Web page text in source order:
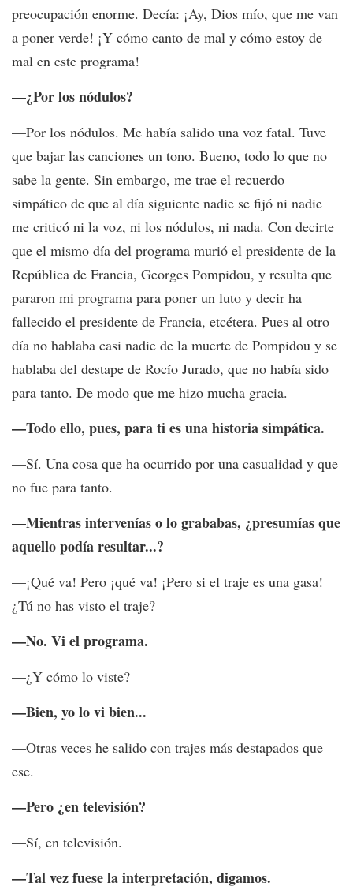
preocupación enorme. Decía: ¡Ay, Dios mío, que me van
a poner verde! ¡Y cómo canto de mal y cómo estoy de
mal en este programa!
—¿Por los nódulos?
—Por los nódulos. Me había salido una voz fatal. Tuve
que bajar las canciones un tono. Bueno, todo lo que no
sabe la gente. Sin embargo, me trae el recuerdo
simpático de que al día siguiente nadie se fijó ni nadie
me criticó ni la voz, ni los nódulos, ni nada. Con decirte
que el mismo día del programa murió el presidente de la
República de Francia, Georges Pompidou, y resulta que
pararon mi programa para poner un luto y decir ha
fallecido el presidente de Francia, etcétera. Pues al otro
día no hablaba casi nadie de la muerte de Pompidou y se
hablaba del destape de Rocío Jurado, que no había sido
para tanto. De modo que me hizo mucha gracia.
—Todo ello, pues, para ti es una historia simpática.
—Sí. Una cosa que ha ocurrido por una casualidad y que
no fue para tanto.
—Mientras intervenías o lo grababas, ¿presumías que
aquello podía resultar...?
—¡Qué va! Pero ¡qué va! ¡Pero si el traje es una gasa!
¿Tú no has visto el traje?
—No. Vi el programa.
—¿Y cómo lo viste?
—Bien, yo lo vi bien...
—Otras veces he salido con trajes más destapados que
ese.
—Pero ¿en televisión?
—Sí, en televisión.
—Tal vez fuese la interpretación, digamos.